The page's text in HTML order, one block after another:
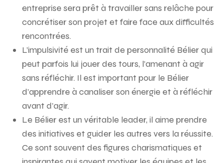
entreprise sera prêt à travailler sans relâche pour
concrétiser son projet et faire face aux difficultés
rencontrées.
L’impulsivité est un trait de personnalité Bélier qui
peut parfois lui jouer des tours, l’amenant à agir
sans réfléchir. Il est important pour le Bélier
d’apprendre à canaliser son énergie et à réfléchir
avant d’agir.
Le Bélier est un véritable leader, il aime prendre
des initiatives et guider les autres vers la réussite.
Ce sont souvent des figures charismatiques et